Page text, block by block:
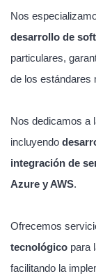
Nos
desarrollo de
particulares,
de los estándares
Nos dedicamos a
incluyendo
integración de
Azure y AWS.
Ofrecemos
tecnológico para
facilitando la